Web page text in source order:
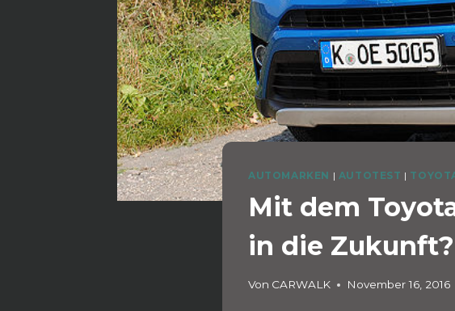
AUTOMARKEN | AUTOTEST |
Mit dem
in die Zukunft?
Von CARWALK November 16, 2016